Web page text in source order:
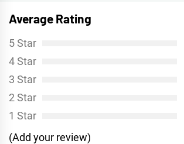
ー
ョ
ン
稿:
Average Rating
5 Star
4 Star
3 Star
2 Star
1 Star
(Add your review)